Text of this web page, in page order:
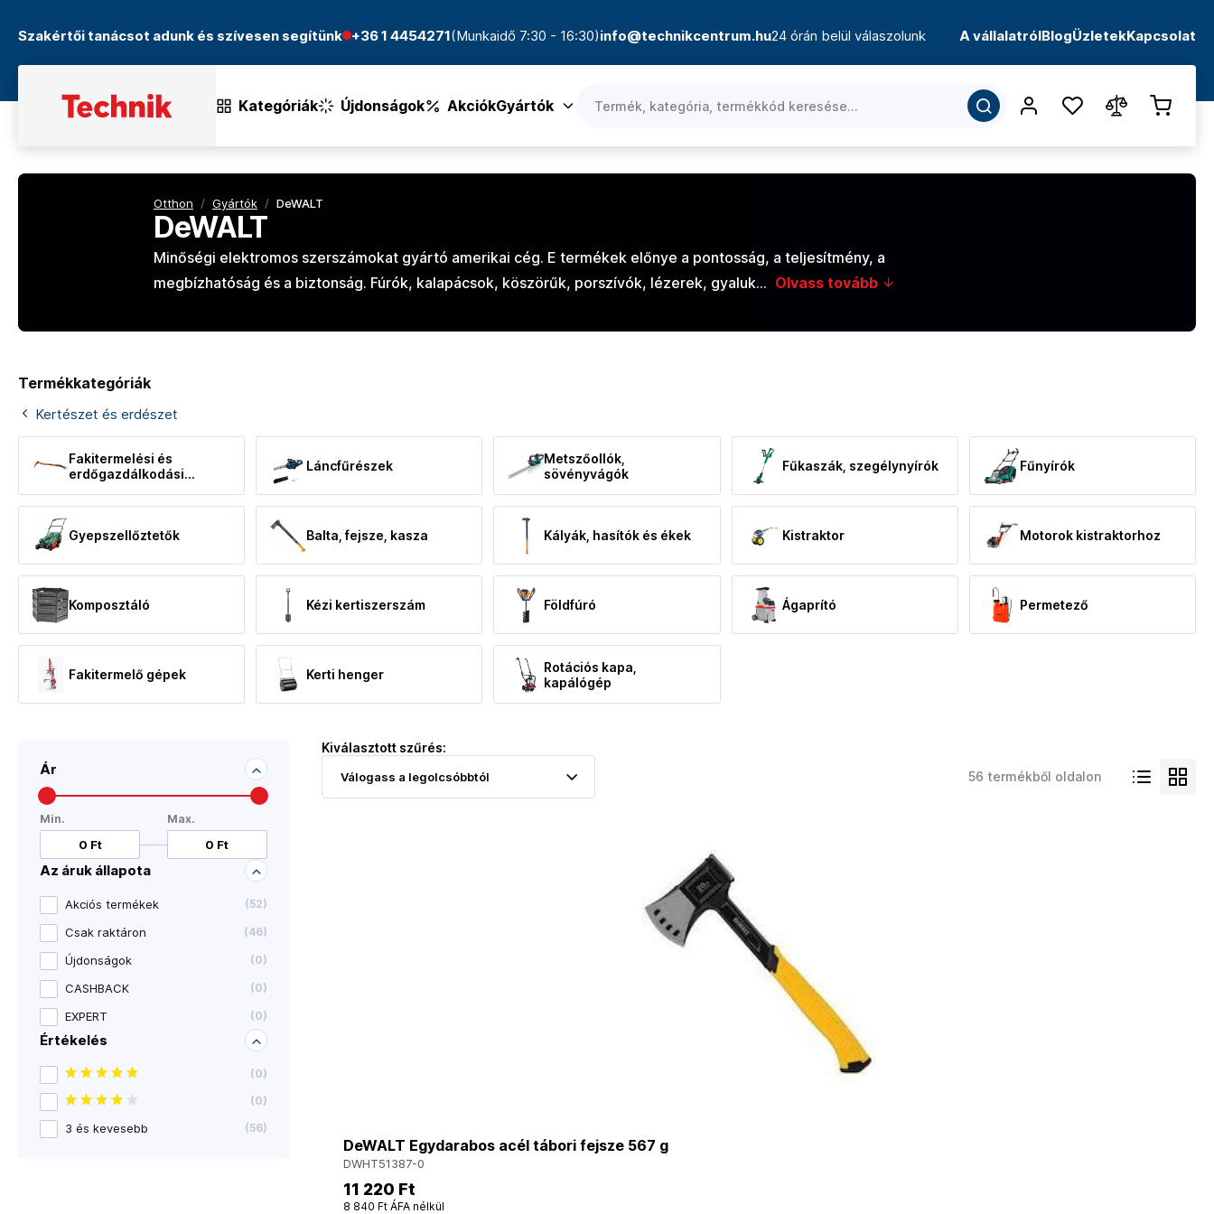
Szakértői tanácsot adunk és szívesen segítünk +36 1 4454271(Munkaidő 7:30 - 16:30)info@technikcentrum.hu24 órán belül válaszolunk A vállalatrólBlogÜzletekKapcsolat
Kategóriák Újdonságok AkciókGyártók
Otthon / Gyártók / DeWALT
DeWALT
Minőségi elektromos szerszámokat gyártó amerikai cég. E termékek előnye a pontosság, a teljesítmény, a
megbízhatóság és a biztonság. Fúrók, kalapácsok, köszörűk, porszívók, lézerek, gyaluk... Olvass tovább
Ár
Min. Max.
Az áruk állapota
Akciós termékek (52)
Csak raktáron (46)
Újdonságok (0)
CASHBACK (0)
EXPERT (0)
Értékelés
(0)
(0)
3 és kevesebb (56)
Termékkategóriák
Kertészet és erdészet
Fakitermelési és
erdőgazdálkodási
Láncfűrészek
Metszőollók,
sövényvágók
Fűkaszák, szegélynyírók Fűnyírók
Gyepszellőztetők Balta, fejsze, kasza Kályák, hasítók és ékek Kistraktor Motorok kistraktorhoz
Komposztáló Kézi kertiszerszám Földfúró Ágaprító Permetező
Fakitermelő gépek Kerti henger
Rotációs kapa,
kapálógép
Kiválasztott szűrés:
56 termékből oldalon
DeWALT Egydarabos acél tábori fejsze 567 g
DWHT51387-0
11 220 Ft
8 840 Ft ÁFA nélkül